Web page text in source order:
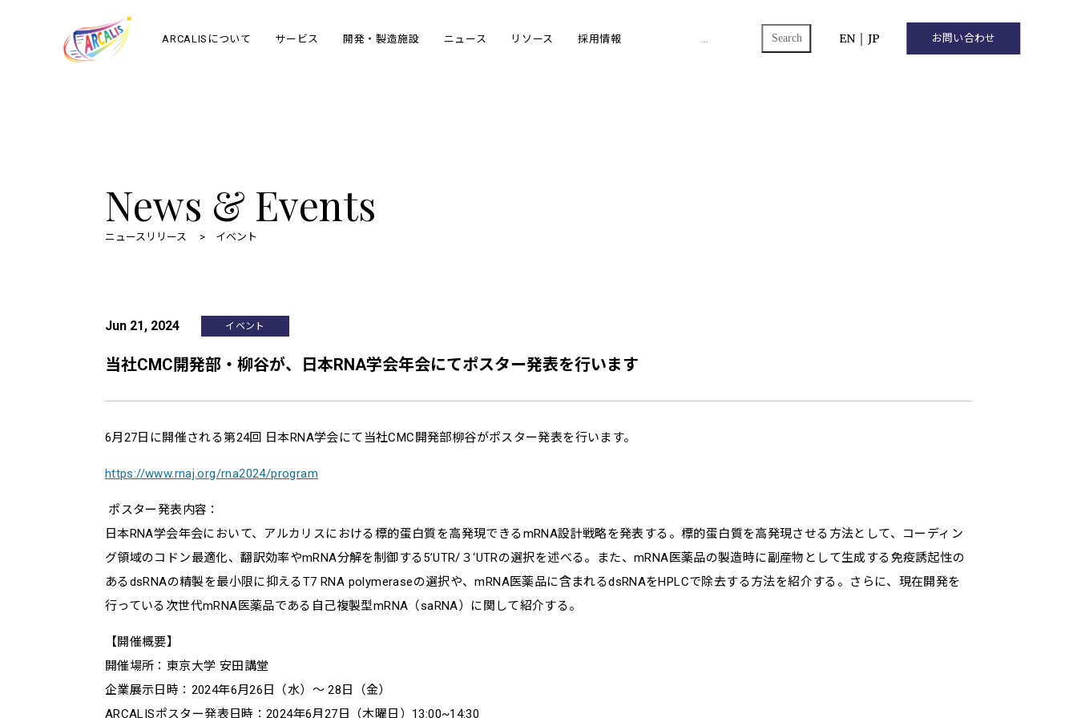
ARCALISについて サービス 開発・製造施設 ニュース リソース 採用情報
for:
EN｜ JP お問い合わせ
News & Events
ニュースリリース イベント
Jun 21, 2024 イベント
当社CMC開発部・柳谷が、日本RNA学会年会にてポスター発表を行います
6月27日に開催される第24回 日本RNA学会にて当社CMC開発部柳谷がポスター発表を行います。
https://www.rnaj.org/rna2024/program
ポスター発表内容：
日本RNA学会年会において、アルカリスにおける標的蛋白質を高発現できるmRNA設計戦略を発表する。標的蛋白質を高発現させる方法として、コーディン
グ領域のコドン最適化、翻訳効率やmRNA分解を制御する5’UTR/３‘UTRの選択を述べる。また、mRNA医薬品の製造時に副産物として生成する免疫誘起性の
あるdsRNAの精製を最小限に抑えるT7 RNA polymeraseの選択や、mRNA医薬品に含まれるdsRNAをHPLCで除去する方法を紹介する。さらに、現在開発を
行っている次世代mRNA医薬品である自己複製型mRNA（saRNA）に関して紹介する。
【開催概要】
開催場所：東京大学 安田講堂
企業展示日時：2024年6月26日（水）〜 28日（金）
ARCALISポスター発表日時：2024年6月27日（木曜日）13:00~14:30